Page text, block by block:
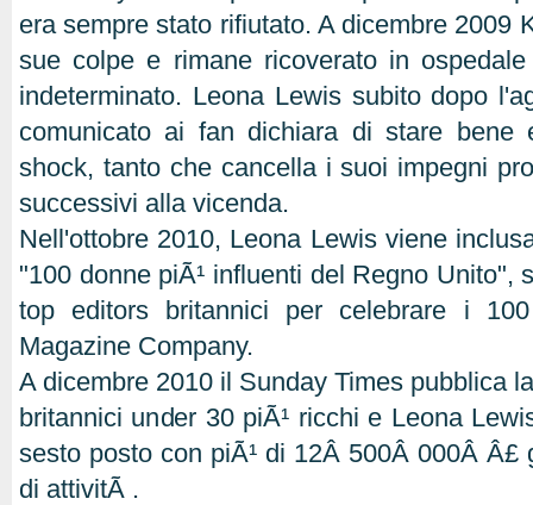
era sempre stato rifiutato. A dicembre 2009
sue colpe e rimane ricoverato in
indeterminato. Leona Lewis subito dopo
comunicato ai fan dichiara di stare
shock, tanto che cancella i suoi impegni
successivi alla vicenda.
Nell'ottobre 2010, Leona Lewis viene
"100 donne piÃ¹ influenti del Regno Unito",
top editors britannici per celebrare i
Magazine Company.
A dicembre 2010 il Sunday Times pubblica
britannici under 30 piÃ¹ ricchi e Leona
sesto posto con piÃ¹ di 12Â 500Â 000Â Â£
di attivitÃ .